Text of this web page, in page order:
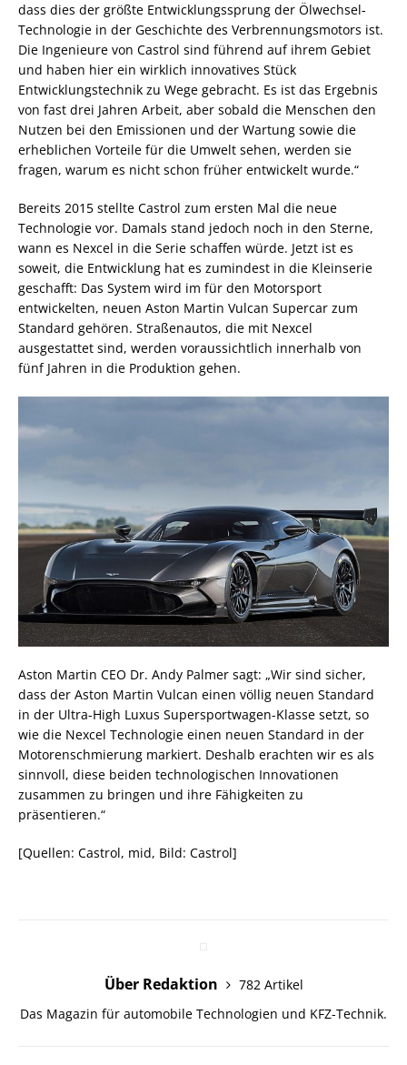
dass dies der größte Entwicklungssprung der Ölwechsel-
Technologie in der Geschichte des Verbrennungsmotors ist.
Die Ingenieure von Castrol sind führend auf ihrem Gebiet
und haben hier ein wirklich innovatives Stück
Entwicklungstechnik zu Wege gebracht. Es ist das Ergebnis
von fast drei Jahren Arbeit, aber sobald die Menschen den
Nutzen bei den Emissionen und der Wartung sowie die
erheblichen Vorteile für die Umwelt sehen, werden sie
fragen, warum es nicht schon früher entwickelt wurde.“
Bereits 2015 stellte Castrol zum ersten Mal die neue
Technologie vor. Damals stand jedoch noch in den Sterne,
wann es Nexcel in die Serie schaffen würde. Jetzt ist es
soweit, die Entwicklung hat es zumindest in die Kleinserie
geschafft: Das System wird im für den Motorsport
entwickelten, neuen Aston Martin Vulcan Supercar zum
Standard gehören. Straßenautos, die mit Nexcel
ausgestattet sind, werden voraussichtlich innerhalb von
fünf Jahren in die Produktion gehen.
Aston Martin CEO Dr. Andy Palmer sagt: „Wir sind sicher,
dass der Aston Martin Vulcan einen völlig neuen Standard
in der Ultra-High Luxus Supersportwagen-Klasse setzt, so
wie die Nexcel Technologie einen neuen Standard in der
Motorenschmierung markiert. Deshalb erachten wir es als
sinnvoll, diese beiden technologischen Innovationen
zusammen zu bringen und ihre Fähigkeiten zu
präsentieren.“
[Quellen: Castrol, mid, Bild: Castrol]
Über Redaktion
782 Artikel
Das Magazin für automobile Technologien und KFZ-Technik.